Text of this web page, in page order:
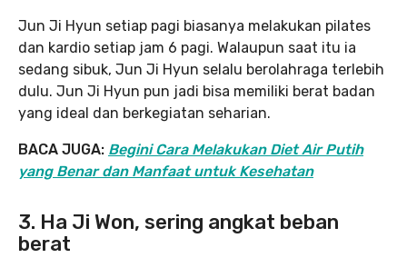
Jun Ji Hyun setiap pagi biasanya melakukan pilates
dan kardio setiap jam 6 pagi. Walaupun saat itu ia
sedang sibuk, Jun Ji Hyun selalu berolahraga terlebih
dulu. Jun Ji Hyun pun jadi bisa memiliki berat badan
yang ideal dan berkegiatan seharian.
BACA JUGA: Begini Cara Melakukan Diet Air Putih
yang Benar dan Manfaat untuk Kesehatan
3. Ha Ji Won, sering angkat beban
berat